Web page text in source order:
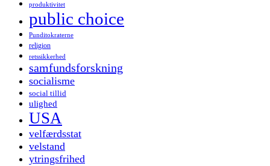
produktivitet
public choice
Punditokraterne
religion
retssikkerhed
samfundsforskning
socialisme
social tillid
ulighed
USA
velfærdsstat
velstand
ytringsfrihed